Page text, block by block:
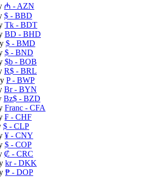
₼ - AZN
$ - BBD
Tk - BDT
BD - BHD
$ - BMD
$ - BND
$b - BOB
R$ - BRL
P- BWP
Br- BYN
Bz$ - BZD
Franc - CFA
₣ - CHF
$ - CLP
¥ - CNY
$ - COP
₡ - CRC
kr- DKK
₱ - DOP